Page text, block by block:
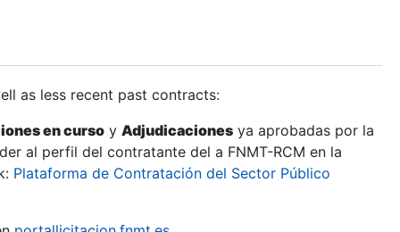
as less recent past contracts:
en curso y Adjudicaciones ya aprobadas por la
al perfil del contratante del a FNMT-RCM en la
Plataforma de Contratación del Sector Público